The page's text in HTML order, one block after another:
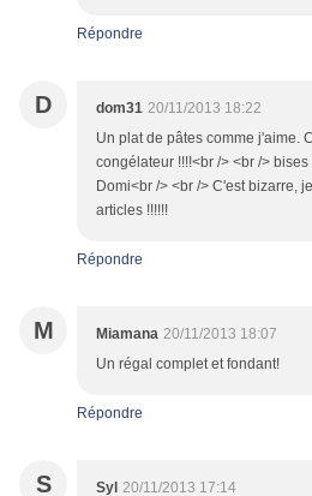
Répondre
D dom31 20/11/2013 18:22
Un plat de pâtes comme j'aime.
congélateur !!!!<br /> <br />
Domi<br /> <br /> C'est bizarre,
articles !!!!!!
Répondre
M Miamana 20/11/2013 18:07
Un régal complet et fondant!
Répondre
S Syl 20/11/2013 17:14